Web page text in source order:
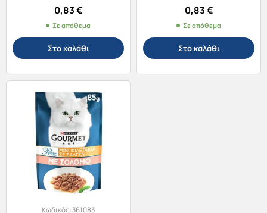
0,83€
Σε απόθεμα
Στο καλάθι
0,83€
Σε απόθεμα
Στο καλάθι
Κωδικός:361083